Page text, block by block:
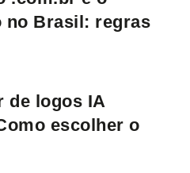
no Brasil: regras
de logos IA
escolher o